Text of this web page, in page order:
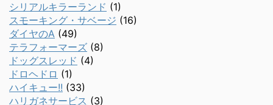
シリアルキラーランド (1)
スモーキング・サベージ (16)
ダイヤのA (49)
テラフォーマーズ (8)
ドッグスレッド (4)
ドロヘドロ (1)
ハイキュー!! (33)
ハリガネサービス (3)